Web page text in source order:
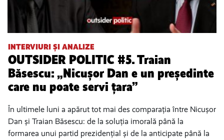
INTERVIURI ȘI ANALIZE
OUTSIDER POLITIC #5. Traian
Băsescu: „Nicușor Dan e un președinte
care nu poate servi țara”
În ultimele luni a apărut tot mai des comparația între Nicușor
Dan și Traian Băsescu: de la soluția imorală până la
formarea unui partid prezidențial și de la anticipate până la